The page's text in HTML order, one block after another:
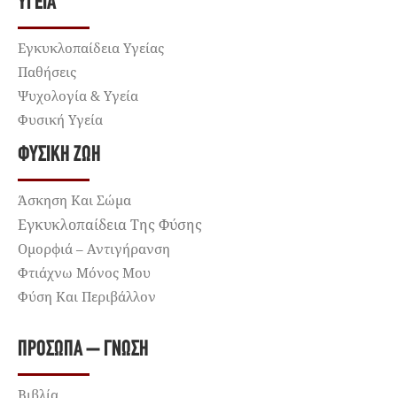
Εγκυκλοπαίδεια Υγείας
Παθήσεις
Ψυχολογία & Υγεία
Φυσική Υγεία
ΦΥΣΙΚΉ ΖΩΉ
Άσκηση Και Σώμα
Εγκυκλοπαίδεια Της Φύσης
Ομορφιά – Αντιγήρανση
Φτιάχνω Μόνος Μου
Φύση Και Περιβάλλον
ΠΡΌΣΩΠΑ – ΓΝΏΣΗ